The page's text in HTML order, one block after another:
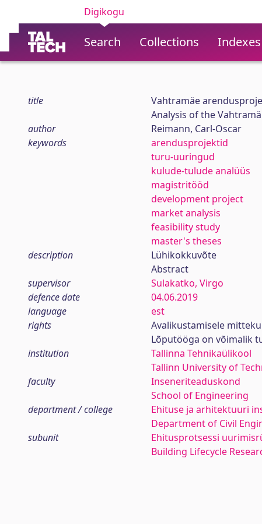
Digikogu
Search Collections Indexes
title
Vahtramäe
Analysis of the
author
Reimann, Carl-Oscar
keywords
arendusprojektid
turu-uuringud
kulude-tulude analüüs
magistritööd
development project
market analysis
feasibility study
master's theses
description
Lühikokkuvõte
Abstract
supervisor
Sulakatko, Virgo
defence date
04.06.2019
language
est
rights
Avalikustamisele
Lõputööga on võimalik
institution
Tallinna Tehnikaülikool
Tallinn University of
faculty
Inseneriteaduskond
School of Engineering
department / college
Ehituse ja arhitektuuri
Department of Civil
subunit
Ehitusprotsessi
Building Lifecycle